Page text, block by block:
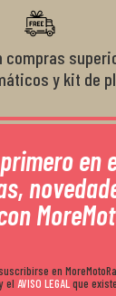
compras
y kit de
en
en
el AVISO LEGALque